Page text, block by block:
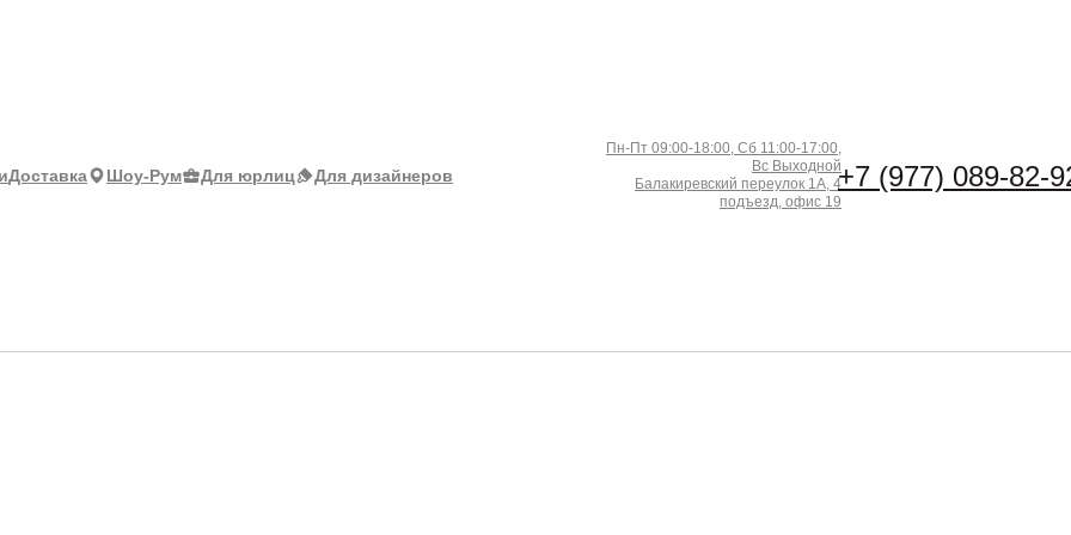
Доставка Шоу-Рум Для юрлиц Для дизайнеров
Пн-Пт 09:00-18:00, Сб 11:00-17:00,
Вс Выходной
Балакиревский переулок 1А, 4
подъезд, офис 19
+7 (977) 089-82-